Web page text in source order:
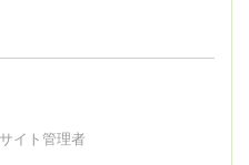
イト管理者